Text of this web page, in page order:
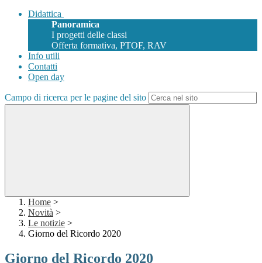
Didattica
Panoramica
I progetti delle classi
Offerta formativa, PTOF, RAV
Info utili
Contatti
Open day
Campo di ricerca per le pagine del sito
Home >
Novità >
Le notizie >
Giorno del Ricordo 2020
Giorno del Ricordo 2020